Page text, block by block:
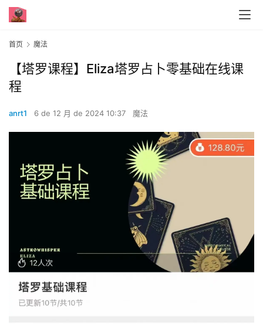
首页 魔法
【塔罗课程】Eliza塔罗占卜零基础在线课
程
anrt1 6 de 12 月 de 2024 10:37 魔法